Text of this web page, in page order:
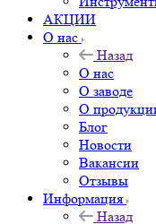
АКЦИИ
О нас
Назад
О нас
О заводе
О
Блог
Новости
Вакансии
Отзывы
Информация
Назад